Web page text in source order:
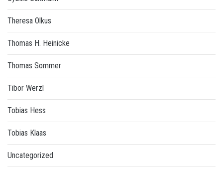
Theresa Olkus
Thomas H. Heinicke
Thomas Sommer
Tibor Werzl
Tobias Hess
Tobias Klaas
Uncategorized